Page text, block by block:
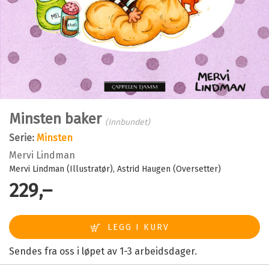
Minsten baker (Innbundet)
Serie: Minsten
Mervi Lindman
Mervi Lindman (Illustratør) Astrid Haugen (Oversetter)
229,–
Sendes fra oss i løpet av 1-3 arbeidsdager.